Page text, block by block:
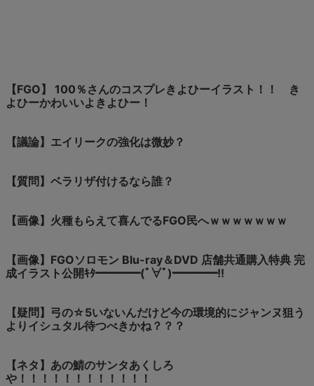
【FGO】 100％さんのコスプレきよひーイラスト！！ き
よひーかわいいよきよひー！
【議論】エイリークの強化は微妙？
【質問】ベラリザ付けるなら誰？
【画像】火種もらえて喜んでるFGO民へｗｗｗｗｗｗｗ
【画像】FGOソロモン Blu-ray＆DVD 店舗共通購入特典 完
成イラスト公開ｷﾀ━━━━(ﾟ∀ﾟ)━━━━!!
【疑問】弓の☆5いないんだけど今の環境的にジャンヌ狙う
よりイシュタル待つべきかね？？？
【ネタ】あの鯖のサンタあくしろ
や！！！！！！！！！！！！